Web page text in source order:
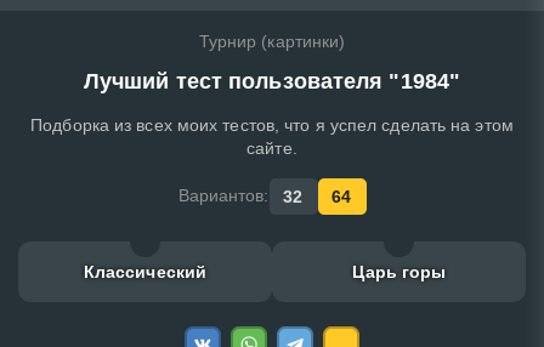
Турнир (картинки)
Лучший тест пользователя "1984"
Подборка из всех моих тестов, что я успел сделать на этом
сайте.
Вариантов: 32 64
Классический Царь горы